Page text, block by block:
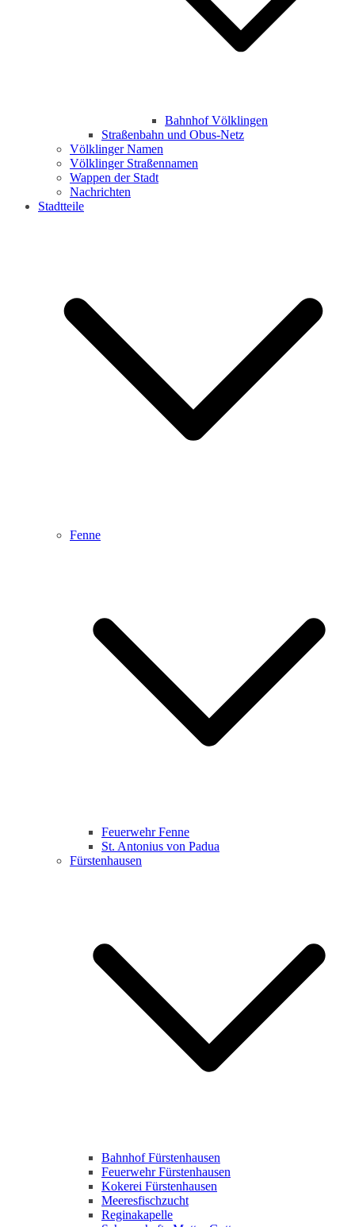
Bahnhof Völklingen
Straßenbahn und Obus-Netz
Völklinger Namen
Völklinger Straßennamen
Wappen der Stadt
Nachrichten
Stadtteile
Fenne
Feuerwehr Fenne
St. Antonius von Padua
Fürstenhausen
Bahnhof Fürstenhausen
Feuerwehr Fürstenhausen
Kokerei Fürstenhausen
Meeresfischzucht
Reginakapelle